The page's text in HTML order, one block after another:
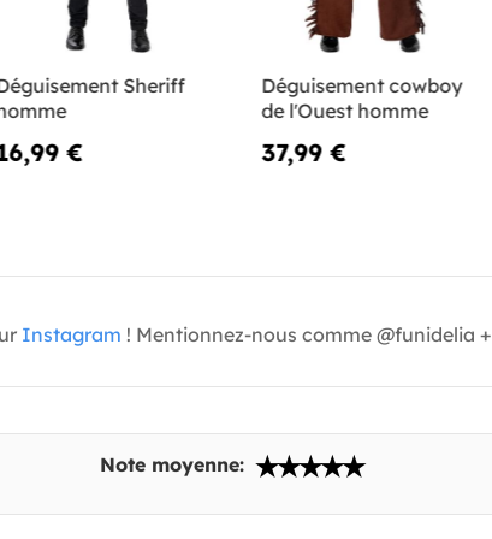
Sheriff
€
Déguisement cowboy
de l'Ouest homme
37,99 €
Instagram ! Mentionnez-nous comme @funidelia +
Note moyenne: